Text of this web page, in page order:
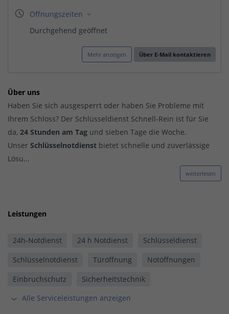
Mehr anzeigen Über E-Mail kontaktieren
Über uns
Haben Sie sich ausgesperrt oder haben Sie Probleme mit
Ihrem Schloss? Der Schlüsseldienst Schnell-Rein ist für Sie
da, 24 Stunden am Tag und sieben Tage die Woche.
Unser Schlüsselnotdienst bietet schnelle und zuverlässige
Lösu...
weiterlesen
Leistungen
24h-Notdienst 24 h Notdienst
Schlüsseldienst
Schlüsselnotdienst
Türöffnung
Notöffnungen
Einbruchschutz
Sicherheitstechnik
Alle Serviceleistungen anzeigen